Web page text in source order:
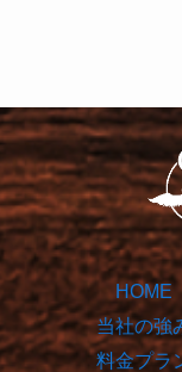
HOME
当社の強
料金プラ